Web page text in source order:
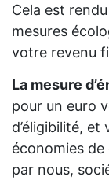
Cela est
mesures
votre revenu
La mesure
pour un euro
d’éligibilité,
économies de
par nous,